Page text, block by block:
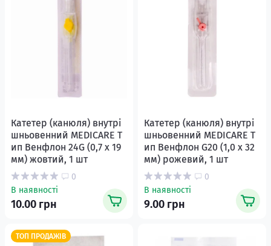
Катетер (канюля) внутрі
шньовенний MEDICARE Т
ип Венфлон 24G (0,7 х 19
мм) жовтий, 1 шт
0
В наявності
10.00 грн
Катетер (канюля) внутрі
шньовенний MEDICARE Т
ип Венфлон G20 (1,0 х 32
мм) рожевий, 1 шт
0
В наявності
9.00 грн
ТОП ПРОДАЖІВ